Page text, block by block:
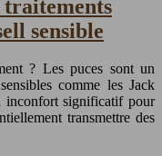
sensible
? Les puces sont un
comme les Jack
inconfort significatif pour
transmettre des